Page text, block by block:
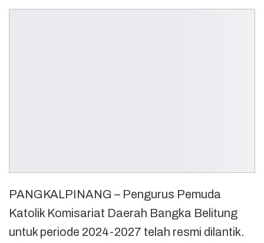
PANGKALPINANG – Pengurus Pemuda
Katolik Komisariat Daerah Bangka Belitung
untuk periode 2024-2027 telah resmi dilantik.